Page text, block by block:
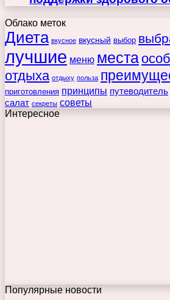
Облако меток
Диета вкусное вкусный выбор
лучшие меню места
отдыха отдыху польза
приготовления принципы путеводитель
салат секреты советы
Интересное
Популярные новости